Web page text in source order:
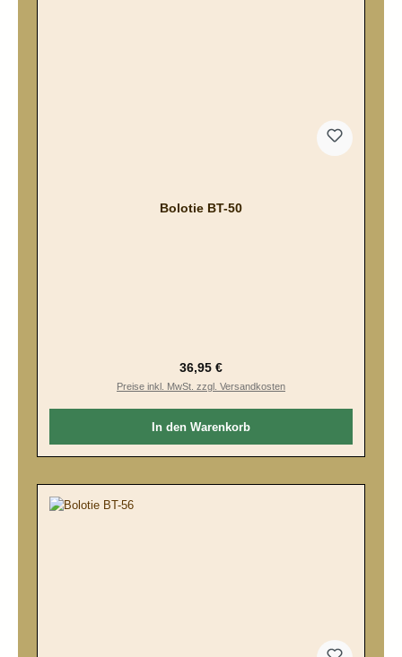
Bolotie BT-50
Regulärer Preis:
36,95 €
Preise inkl. MwSt. zzgl. Versandkosten
In den Warenkorb